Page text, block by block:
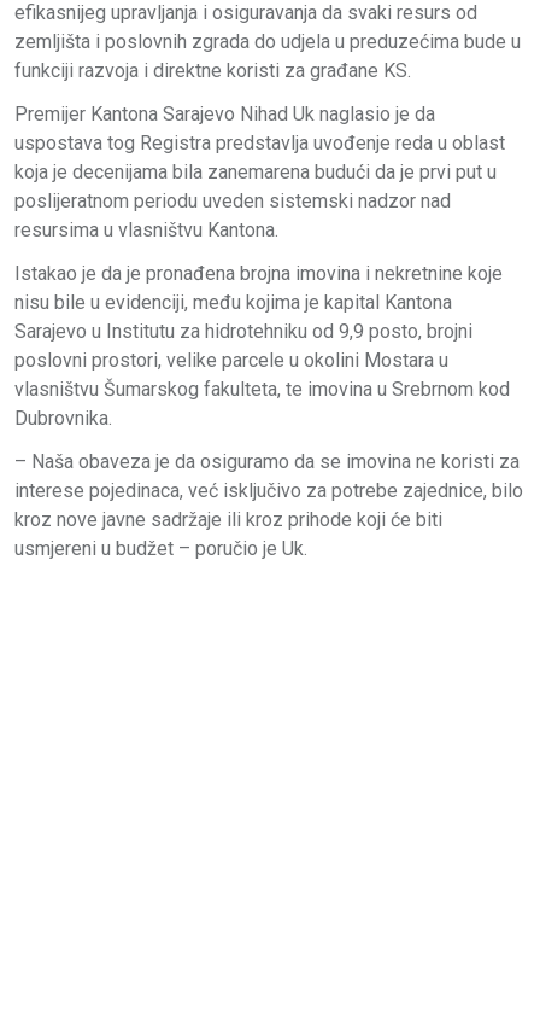
efikasnijeg upravljanja i osiguravanja da svaki resurs od
zemljišta i poslovnih zgrada do udjela u preduzećima bude u
funkciji razvoja i direktne koristi za građane KS.
Premijer Kantona Sarajevo Nihad Uk naglasio je da
uspostava tog Registra predstavlja uvođenje reda u oblast
koja je decenijama bila zanemarena budući da je prvi put u
poslijeratnom periodu uveden sistemski nadzor nad
resursima u vlasništvu Kantona.
Istakao je da je pronađena brojna imovina i nekretnine koje
nisu bile u evidenciji, među kojima je kapital Kantona
Sarajevo u Institutu za hidrotehniku od 9,9 posto, brojni
poslovni prostori, velike parcele u okolini Mostara u
vlasništvu Šumarskog fakulteta, te imovina u Srebrnom kod
Dubrovnika.
– Naša obaveza je da osiguramo da se imovina ne koristi za
interese pojedinaca, već isključivo za potrebe zajednice, bilo
kroz nove javne sadržaje ili kroz prihode koji će biti
usmjereni u budžet – poručio je Uk.